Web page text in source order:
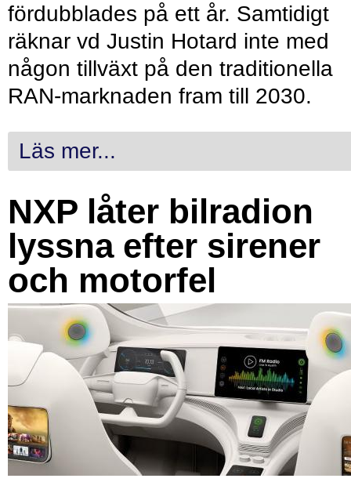
fördubblades på ett år. Samtidigt
räknar vd Justin Hotard inte med
någon tillväxt på den traditionella
RAN-marknaden fram till 2030.
Läs mer...
NXP låter bilradion
lyssna efter sirener
och motorfel